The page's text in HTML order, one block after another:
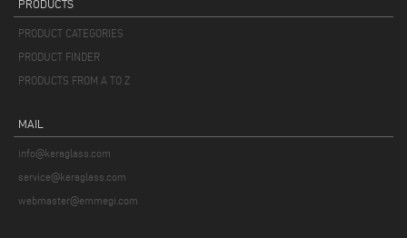
PRODUCTS
PRODUCT CATEGORIES
PRODUCT FINDER
PRODUCTS FROM A TO Z
MAIL
info@keraglass.com
service@keraglass.com
webmaster@emmegi.com